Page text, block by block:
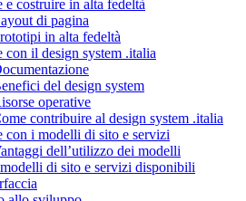
e costruire in alta fedeltà
di pagina
in alta fedeltà
con il design system .italia
del design system
operative
contribuire al design system .italia
con i modelli di sito e servizi
dell’utilizzo dei modelli
di sito e servizi disponibili